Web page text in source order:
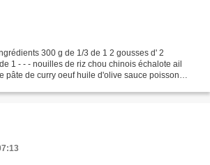
300 g de 1/3 de 1 2 gousses d' 2
1 - - - nouilles de riz chou chinois échalote ail
pâte de curry oeuf huile d'olive sauce poisson